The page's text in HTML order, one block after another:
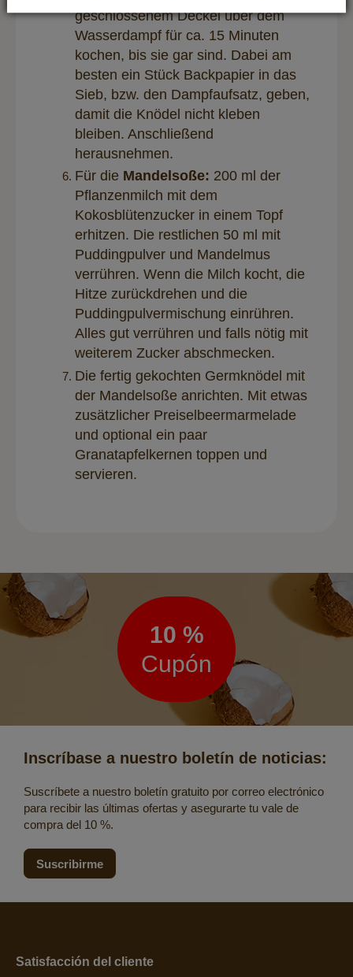
geschlossenem Deckel über dem
Wasserdampf für ca. 15 Minuten
kochen, bis sie gar sind. Dabei am
besten ein Stück Backpapier in das
Sieb, bzw. den Dampfaufsatz, geben,
damit die Knödel nicht kleben
bleiben. Anschließend
herausnehmen.
Für die Mandelsoße: 200 ml der
Pflanzenmilch mit dem
Kokosblütenzucker in einem Topf
erhitzen. Die restlichen 50 ml mit
Puddingpulver und Mandelmus
verrühren. Wenn die Milch kocht, die
Hitze zurückdrehen und die
Puddingpulvermischung einrühren.
Alles gut verrühren und falls nötig mit
weiterem Zucker abschmecken.
Die fertig gekochten Germknödel mit
der Mandelsoße anrichten. Mit etwas
zusätzlicher Preiselbeermarmelade
und optional ein paar
Granatapfelkernen toppen und
servieren.
Boletín
de
noticias
10 %
Cupón
Inscríbase a nuestro boletín de noticias:
Suscríbete a nuestro boletín gratuito por correo electrónico
para recibir las últimas ofertas y asegurarte tu vale de
compra del 10 %.
Suscribirme
Satisfacción del cliente